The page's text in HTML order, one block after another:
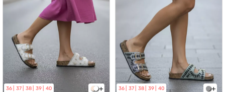
36 37 38 39 40 36 37 38 39 40